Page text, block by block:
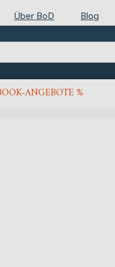
Über BoD Blog
ANGEBOTE %